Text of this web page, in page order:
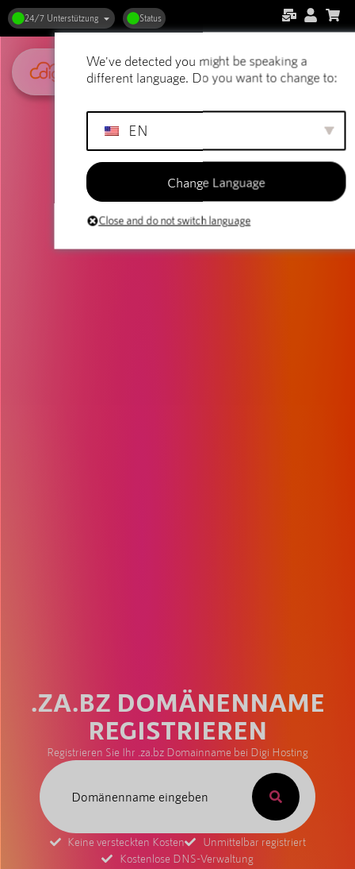
24/7 Unterstützung Status
.ZA.BZ DOMÄNENNAME
REGISTRIEREN
Registrieren Sie Ihr .za.bz Domainname bei Digi Hosting
Keine versteckten Kosten
Unmittelbar registriert
Kostenlose DNS-Verwaltung
We've detected you might be speaking a
different language. Do you want to change to:
EN
Change Language
Close and do not switch language